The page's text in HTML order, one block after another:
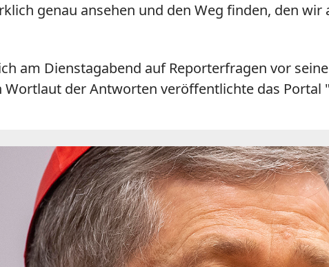
genau ansehen und den Weg finden, den
am Dienstagabend auf Reporterfragen vor
Wortlaut der Antworten veröffentlichte das